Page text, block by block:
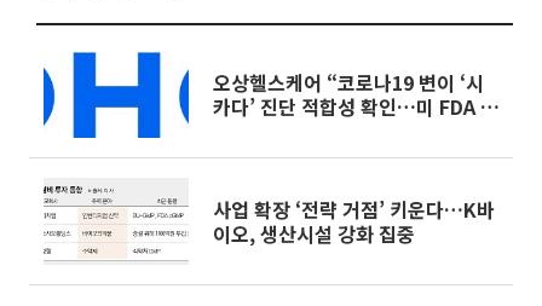
오상헬스케어 “코로나19 변이 ‘시
카다’ 진단 적합성 확인…미 FDA 승
사업 확장 ‘전략 거점’ 키운다…K바
이오, 생산시설 강화 집중